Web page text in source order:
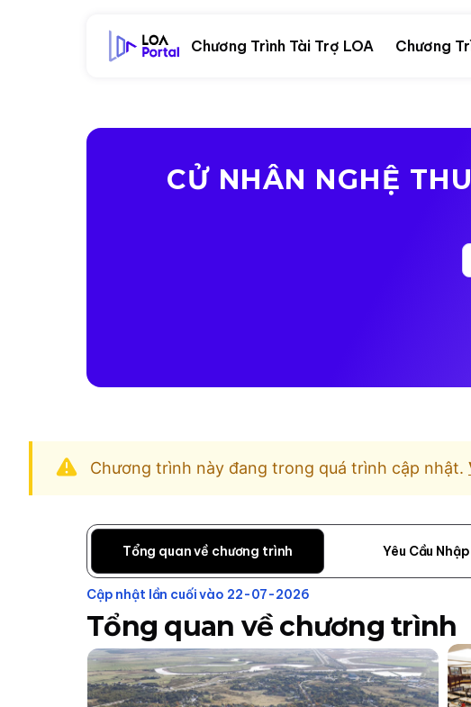
Chương Trình Tài Trợ LOA Chương
CỬ NHÂN NGHỆ
Chương trình này đang trong quá trình cập nhật.
Tổng quan về chương trình Yêu Cầu
Cập nhật lần cuối vào 22-07-2026
Tổng quan về chương trình